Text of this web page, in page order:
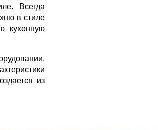
Всегда
в стиле
кухонную
из